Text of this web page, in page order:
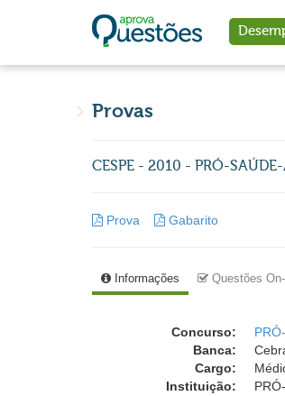
Provas
CESPE - 2010 - PRÓ-
Prova Gabarito
Informações Questões
Concurso:
Banca:
Cargo:
Instituição: